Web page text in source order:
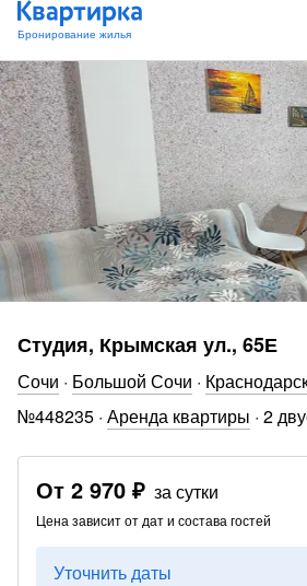
Студия, Крымская ул., 65Е
Сочи · Большой Сочи ·
№448235 · Аренда квартиры · 2
От 2 970 ₽ за сутки
Цена зависит от дат и состава гостей
Уточнить даты